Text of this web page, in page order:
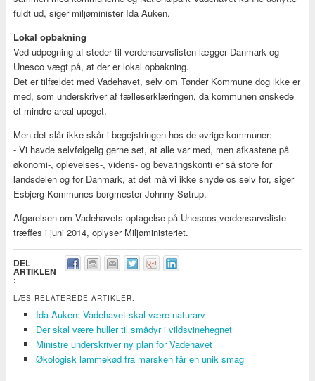
fuldt ud, siger miljøminister Ida Auken.
Lokal opbakning
Ved udpegning af steder til verdensarvslisten lægger Danmark og
Unesco vægt på, at der er lokal opbakning.
Det er tilfældet med Vadehavet, selv om Tønder Kommune dog ikke er
med, som underskriver af fælleserklæringen, da kommunen ønskede
et mindre areal upeget.
Men det slår ikke skår i begejstringen hos de øvrige kommuner:
- Vi havde selvfølgelig gerne set, at alle var med, men afkastene på
økonomi-, oplevelses-, videns- og bevaringskonti er så store for
landsdelen og for Danmark, at det må vi ikke snyde os selv for, siger
Esbjerg Kommunes borgmester Johnny Søtrup.
Afgørelsen om Vadehavets optagelse på Unescos verdensarvsliste
træffes i juni 2014, oplyser Miljøministeriet.
DEL
ARTIKLEN
:
LÆS RELATEREDE ARTIKLER:
Ida Auken: Vadehavet skal være naturarv
Der skal være huller til smådyr i vildsvinehegnet
Ministre underskriver ny plan for Vadehavet
Økologisk lammekød fra marsken får en unik smag